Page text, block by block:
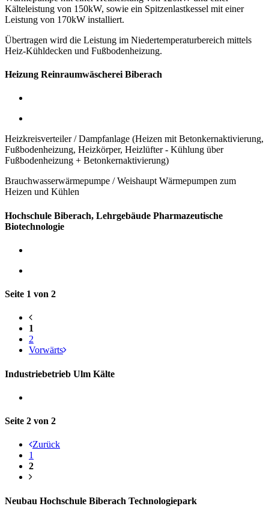
Kälteleistung von 150kW, sowie ein Spitzenlastkessel mit einer
Leistung von 170kW installiert.
Übertragen wird die Leistung im Niedertemperaturbereich mittels
Heiz-Kühldecken und Fußbodenheizung.
Heizung Reinraumwäscherei Biberach
Heizkreisverteiler / Dampfanlage (Heizen mit Betonkernaktivierung,
Fußbodenheizung, Heizkörper, Heizlüfter - Kühlung über
Fußbodenheizung + Betonkernaktivierung)
Brauchwasserwärmepumpe / Weishaupt Wärmepumpen zum
Heizen und Kühlen
Hochschule Biberach, Lehrgebäude Pharmazeutische
Biotechnologie
Seite 1 von 2
1
2
Vorwärts
Industriebetrieb Ulm Kälte
Seite 2 von 2
Zurück
1
2
Neubau Hochschule Biberach Technologiepark